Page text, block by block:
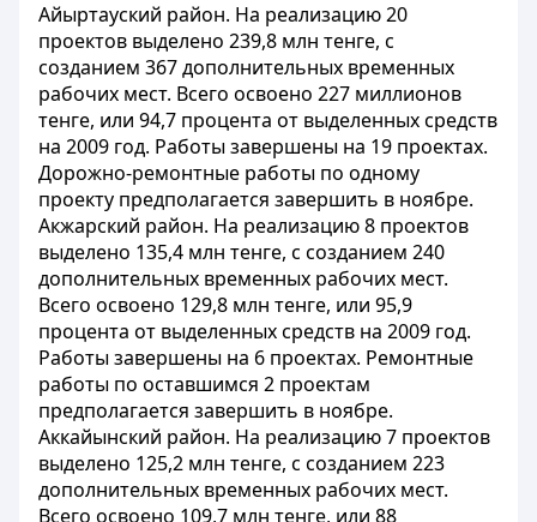
Айыртауский район. На реализацию 20
проектов выделено 239,8 млн тенге, с
созданием 367 дополнительных временных
рабочих мест. Всего освоено 227 миллионов
тенге, или 94,7 процента от выделенных средств
на 2009 год. Работы завершены на 19 проектах.
Дорожно-ремонтные работы по одному
проекту предполагается завершить в ноябре.
Акжарский район. На реализацию 8 проектов
выделено 135,4 млн тенге, с созданием 240
дополнительных временных рабочих мест.
Всего освоено 129,8 млн тенге, или 95,9
процента от выделенных средств на 2009 год.
Работы завершены на 6 проектах. Ремонтные
работы по оставшимся 2 проектам
предполагается завершить в ноябре.
Аккайынский район. На реализацию 7 проектов
выделено 125,2 млн тенге, с созданием 223
дополнительных временных рабочих мест.
Всего освоено 109,7 млн тенге, или 88